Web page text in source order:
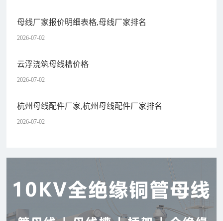
母线厂家报价明细表格,母线厂家排名
2026-07-02
云浮浇筑母线槽价格
2026-07-02
杭州母线配件厂家,杭州母线配件厂家排名
2026-07-02